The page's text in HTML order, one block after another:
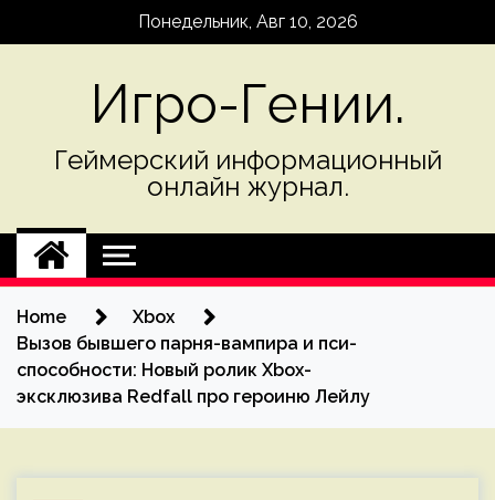
Понедельник, Авг 10, 2026
Игро-Гении.
Геймерский информационный
онлайн журнал.
Home
Xbox
Вызов бывшего парня-вампира и пси-
способности: Новый ролик Xbox-
эксклюзива Redfall про героиню Лейлу